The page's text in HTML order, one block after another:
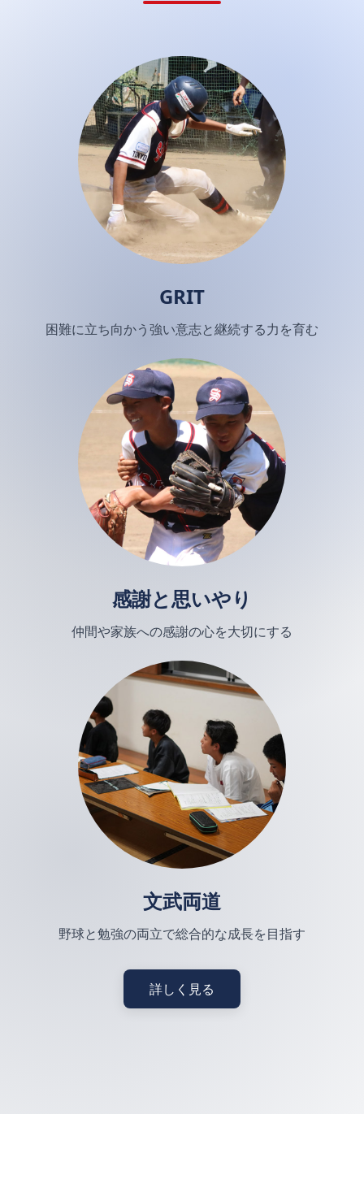
GRIT
困難に立ち向かう強い意志と継続する力を育む
感謝と思いやり
仲間や家族への感謝の心を大切にする
文武両道
野球と勉強の両立で総合的な成長を目指す
詳しく見る